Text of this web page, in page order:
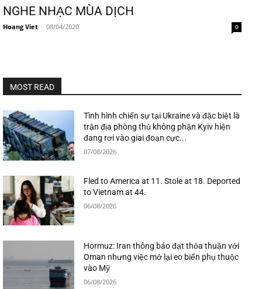
NGHE NHẠC MÙA DỊCH
Hoang Viet - 08/04/2020 0
MOST READ
Tình hình chiến sự tại Ukraine và đặc biệt là
trận địa phòng thủ không phận Kyiv hiện
đang rơi vào giai đoạn cực...
07/08/2026
Fled to America at 11. Stole at 18. Deported
to Vietnam at 44.
06/08/2026
Hormuz: Iran thông báo đạt thỏa thuận với
Oman nhưng việc mở lại eo biển phụ thuộc
vào Mỹ
06/08/2026